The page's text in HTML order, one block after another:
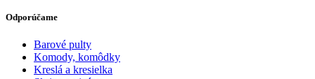
Odporúčame
Barové pulty
Komody, komôdky
Kreslá a kresielka